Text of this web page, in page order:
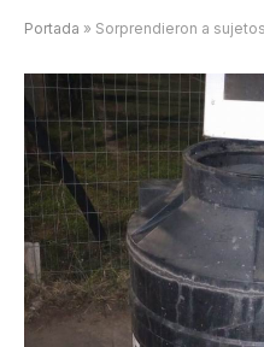
Portada » Sorprendieron a